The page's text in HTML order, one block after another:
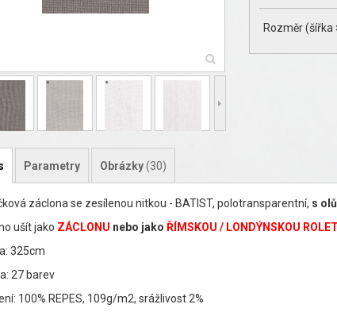
Rozměr (šířka
Parametry Obrázky(30)
záclona se zesílenou nitkou - BATIST, polotransparentní, s
ušít jako ZÁCLONU nebo jako ŘÍMSKOU / LONDÝNSKOU
325cm
27 barev
100% REPES, 109g/m2, srážlivost 2%